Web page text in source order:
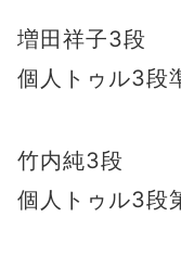
増田祥子3段
個人トゥル3段
竹内純3段
個人トゥル3段